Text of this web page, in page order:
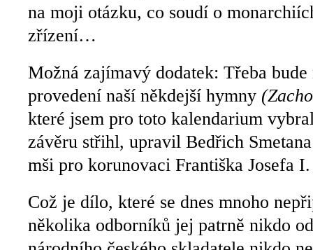
na moji otázku, co soudí o
zřízení…
Možná zajímavý dodatek: Třeba
provedení naší někdejší hymny
které jsem pro toto kalendarium
závěru střihl, upravil Bedřich
mši pro korunovaci Františka Josefa I.
Což je dílo, které se dnes mnoho
několika odborníků jej patrně nikdo